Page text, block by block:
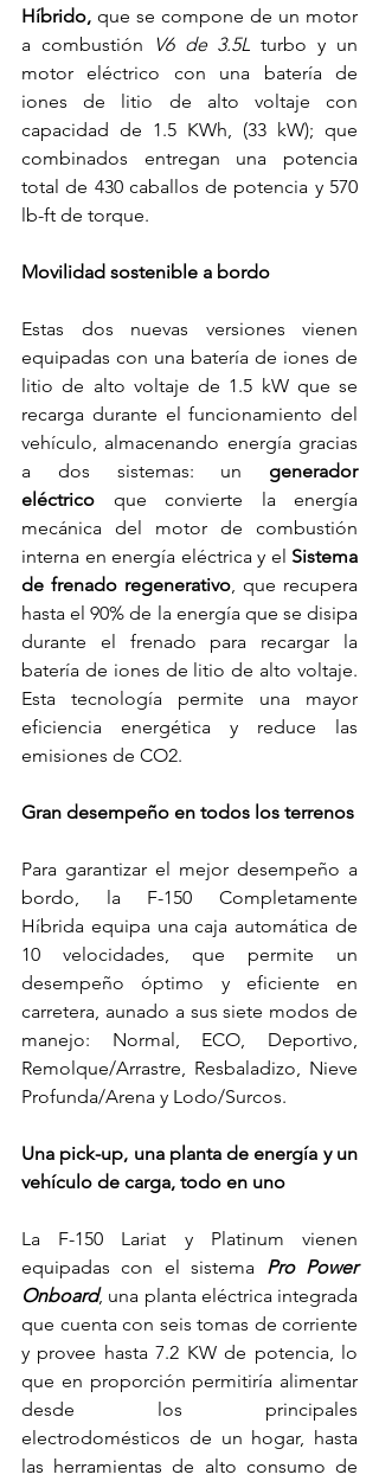
Híbrido, que se compone de un motor
a combustión
V6 de 3.5L turbo y un
motor eléctrico con una batería de
iones de litio de alto voltaje con
capacidad de 1.5 KWh, (33 kW); que
combinados entregan una potencia
total de 430 caballos de potencia y 570
lb-ft de torque.
Movilidad sostenible a bordo
Estas dos nuevas versiones vienen
equipadas con una batería de iones de
litio de alto voltaje de 1.5 kW que se
recarga durante el funcionamiento del
vehículo, almacenando energía gracias
a dos sistemas: un generador
eléctrico que convierte la energía
mecánica del motor de combustión
interna en energía eléctrica y el Sistema
de frenado regenerativo , que recupera
hasta el 90% de la energía que se disipa
durante el frenado para recargar la
batería de iones de litio de alto voltaje.
Esta tecnología permite una mayor
eficiencia energética y reduce las
emisiones de CO2.
Gran desempeño en todos los terrenos
Para garantizar el mejor desempeño a
bordo, la F-150 Completamente
Híbrida equipa una caja automática de
10 velocidades, que permite un
desempeño óptimo y eficiente en
carretera, aunado a sus siete modos de
manejo: Normal, ECO, Deportivo,
Remolque/Arrastre, Resbaladizo, Nieve
Profunda/Arena y Lodo/Surcos.
Una pick-up, una planta de energía y un
vehículo de carga, todo en uno
La F-150 Lariat y Platinum vienen
equipadas con el sistema Pro Power
Onboard, una planta eléctrica integrada
que cuenta con seis tomas de corriente
y provee hasta 7.2 KW de potencia, lo
que en proporción permitiría alimentar
desde los principales
electrodomésticos de un hogar, hasta
las herramientas de alto consumo de